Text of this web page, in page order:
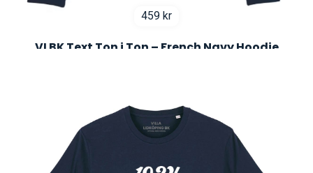
459 kr
VLBK Text Ton i Ton – French Navy Hoodie